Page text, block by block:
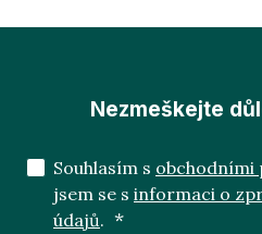
Nezmeškejte
Souhlasím s obchodními
jsem se s informaci o
údajů. *